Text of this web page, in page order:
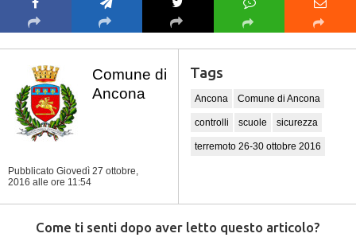
Comune di
Ancona
Pubblicato Giovedì 27 ottobre,
2016 alle ore 11:54
Tags
Ancona Comune di Ancona
controlli scuole sicurezza
terremoto 26-30 ottobre 2016
Come ti senti dopo aver letto questo articolo?